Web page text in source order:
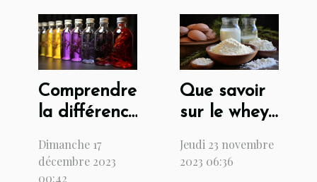
Comprendre
la différence
l'extrait
RNE et
Dimanche 17
décembre 2023
00:42
Que savoir
sur le whey
bienfaits et
Jeudi 23 novembre
2023 06:36